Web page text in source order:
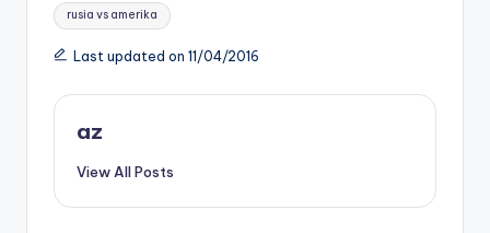
rusia vs amerika
Last updated on 11/04/2016
az
View All Posts